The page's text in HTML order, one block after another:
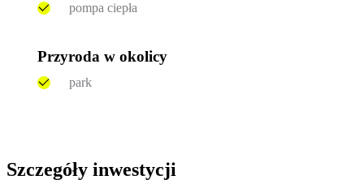
pompa ciepła
Przyroda w okolicy
park
Szczegóły inwestycji